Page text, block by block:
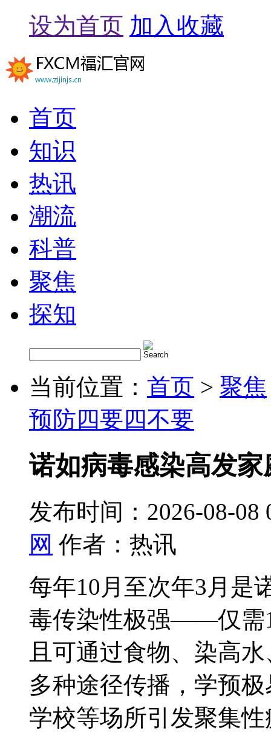
设为首页 加入收藏
首页
知识
热讯
潮流
科普
聚焦
探知
当前位置： 首页 > 聚焦
预防四要四不要
诺如病毒感染高发
发布时间：2026-08-08
网 作者：热讯
每年10月至次年3月是
毒传染性极强——仅需
且可通过食物、染高水
多种途径传播，学预
学校等场所引发聚集